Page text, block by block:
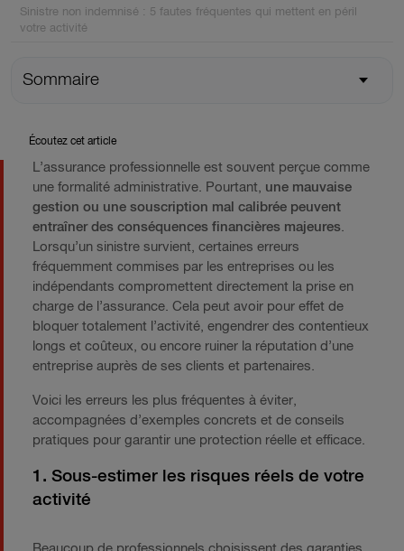
Sinistre non indemnisé : 5 fautes fréquentes qui mettent en péril
votre activité
Sommaire
Écoutez cet article
L’assurance professionnelle est souvent perçue comme
une formalité administrative. Pourtant, une mauvaise
gestion ou une souscription mal calibrée peuvent
entraîner des conséquences financières majeures
Lorsqu’un sinistre survient, certaines erreurs
fréquemment commises par les entreprises ou les
indépendants compromettent directement la prise en
charge de l’assurance. Cela peut avoir pour effet de
bloquer totalement l’activité, engendrer des contentieux
longs et coûteux, ou encore ruiner la réputation d’une
entreprise auprès de ses clients et partenaires.
Voici les erreurs les plus fréquentes à éviter,
accompagnées d’exemples concrets et de conseils
pratiques pour garantir une protection réelle et efficace.
1. Sous-estimer les risques réels de votre
activité